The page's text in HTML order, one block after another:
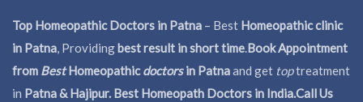
Top Homeopathic Doctors in Patna – Best Homeopathic clinic
in Patna, Providingbest result in short time.Book Appointment
from BestHomeopathicdoctorsin Patnaand get toptreatment
in Patna & Hajipur. Best Homeopath Doctors in India.Call Us